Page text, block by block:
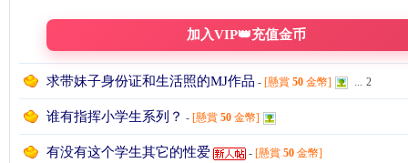
加入VIP👑充值金币
求带妹子身份证和生活照的MJ作品 - [懸賞 50金幣] ... 2
谁有指挥小学生系列？ - [懸賞 50金幣]
有没有这个学生其它的性爱 - [懸賞 50金幣]